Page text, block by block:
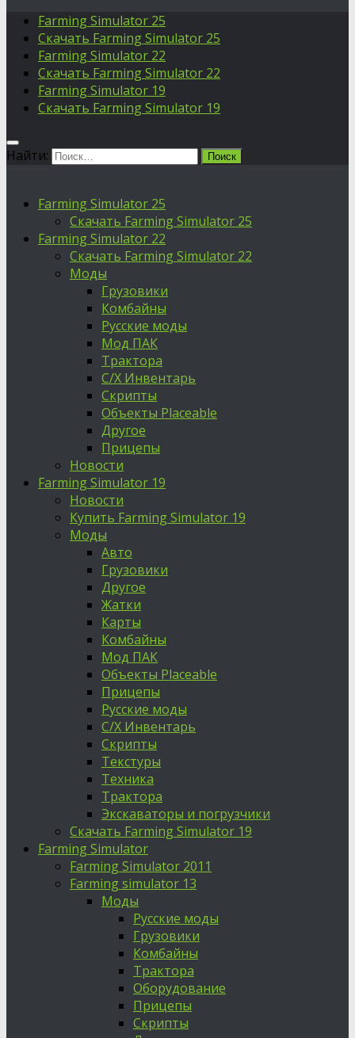
Farming Simulator 25
Скачать Farming Simulator 25
Farming Simulator 22
Скачать Farming Simulator 22
Farming Simulator 19
Скачать Farming Simulator 19
Найти:
Farming Simulator 25
Скачать Farming Simulator 25
Farming Simulator 22
Скачать Farming Simulator 22
Моды
Грузовики
Комбайны
Русские моды
Мод ПАК
Трактора
С/Х Инвентарь
Скрипты
Объекты Placeable
Другое
Прицепы
Новости
Farming Simulator 19
Новости
Купить Farming Simulator 19
Моды
Авто
Грузовики
Другое
Жатки
Карты
Комбайны
Мод ПАК
Объекты Placeable
Прицепы
Русские моды
С/Х Инвентарь
Скрипты
Текстуры
Техника
Трактора
Экскаваторы и погрузчики
Скачать Farming Simulator 19
Farming Simulator
Farming Simulator 2011
Farming simulator 13
Моды
Русские моды
Грузовики
Комбайны
Трактора
Оборудование
Прицепы
Скрипты